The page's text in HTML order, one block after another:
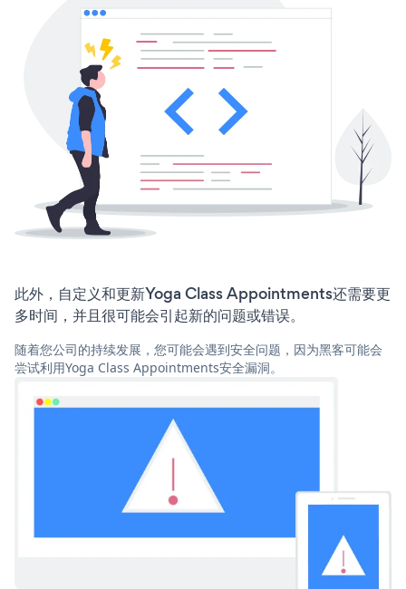
此外，自定义和更新Yoga Class Appointments还需要更
多时间，并且很可能会引起新的问题或错误。
随着您公司的持续发展，您可能会遇到安全问题，因为黑客可能会
尝试利用Yoga Class Appointments安全漏洞。